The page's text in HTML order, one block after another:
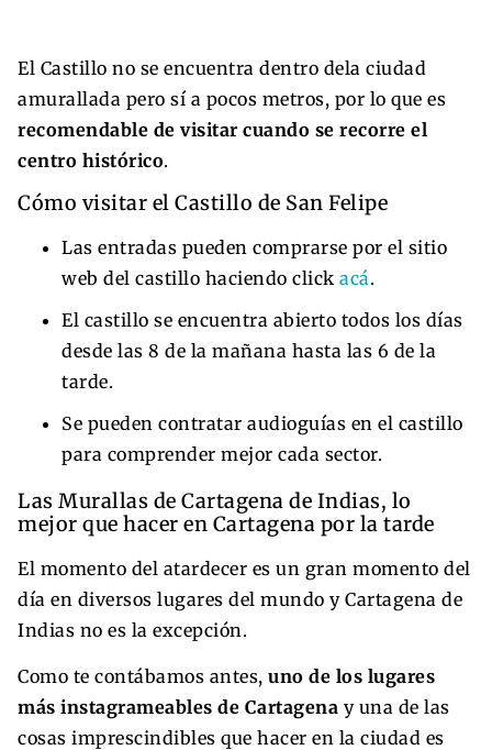
El Castillo no se encuentra dentro dela ciudad
amurallada pero sí a pocos metros, por lo que es
recomendable de visitar cuando se recorre el
centro histórico.
Cómo visitar el Castillo de San Felipe
Las entradas pueden comprarse por el sitio
web del castillo haciendo click acá.
El castillo se encuentra abierto todos los días
desde las 8 de la mañana hasta las 6 de la
tarde.
Se pueden contratar audioguías en el castillo
para comprender mejor cada sector.
Las Murallas de Cartagena de Indias, lo
mejor que hacer en Cartagena por la tarde
El momento del atardecer es un gran momento del
día en diversos lugares del mundo y Cartagena de
Indias no es la excepción.
Como te contábamos antes, uno de los lugares
más instagrameables de Cartagena y una de las
cosas imprescindibles que hacer en la ciudad es